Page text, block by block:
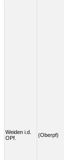
Weiden i.d.
OPf.
(Oberpf)